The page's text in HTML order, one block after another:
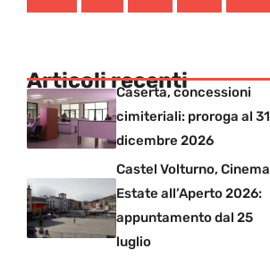
Articoli recenti
Caserta, concessioni
cimiteriali: proroga al 31
dicembre 2026
Castel Volturno, Cinema
Estate all’Aperto 2026:
appuntamento dal 25
luglio